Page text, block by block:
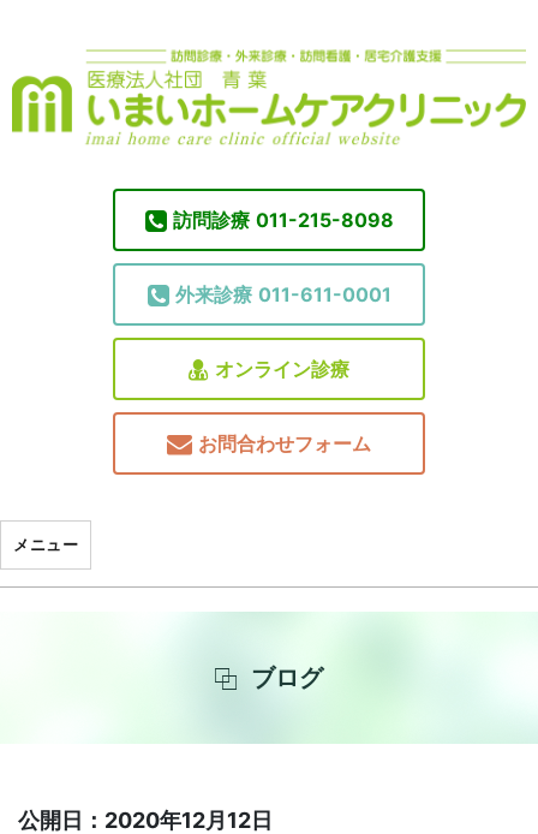
訪問診療 011-215-8098
外来診療 011-611-0001
オンライン診療
お問合わせフォーム
メニュー
ブログ
公開日：2020年12月12日